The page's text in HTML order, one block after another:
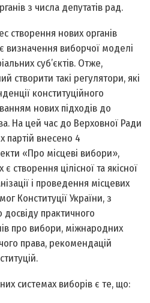
з числа депутатів рад.
створення нових органів
визначення виборчої моделі
суб’єктів. Отже,
створити такі регулятори, які
конституційного
нових підходів до
На цей час до Верховної Ради
партій внесено 4
«Про місцеві вибори»,
створення цілісної та якісної
і проведення місцевих
Конституції України, з
практичного
про вибори, міжнародних
права, рекомендацій
системах виборів є те, що: